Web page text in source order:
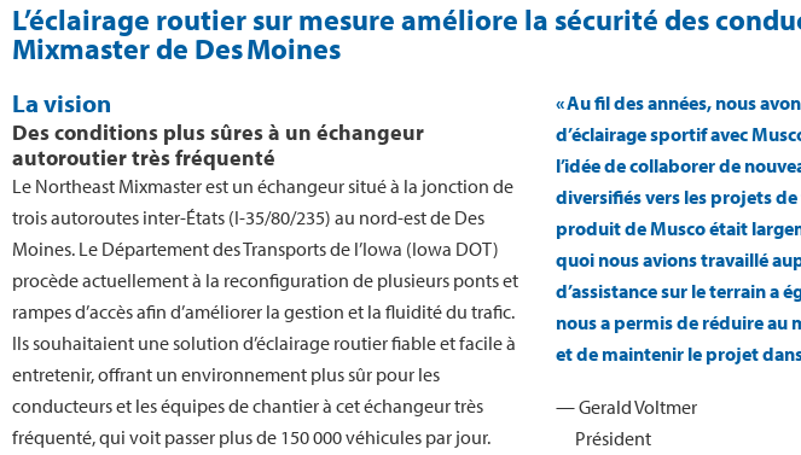
L’éclairage routier sur mesure améliore la sécurité des
Mixmaster de Des Moines
La vision
Des conditions plus sûres à un échangeur
autoroutier très fréquenté
Le Northeast Mixmaster est un échangeur situé à la jonction de
trois autoroutes inter-États (I-35/80/235) au nord-est de Des
Moines. Le Département des Transports de l’Iowa (Iowa DOT)
procède actuellement à la reconfiguration de plusieurs ponts et
rampes d’accès afin d’améliorer la gestion et la fluidité du trafic.
Ils souhaitaient une solution d’éclairage routier fiable et facile à
entretenir, offrant un environnement plus sûr pour les
conducteurs et les équipes de chantier à cet échangeur très
fréquenté, qui voit passer plus de 150 000 véhicules par jour.
« Au fil des années, nous
d’éclairage sportif avec
l’idée de collaborer de
diversifiés vers les projets
produit de Musco était
quoi nous avions travaillé
d’assistance sur le terrain a
nous a permis de réduire au
et de maintenir le projet
— Gerald Voltmer
Président